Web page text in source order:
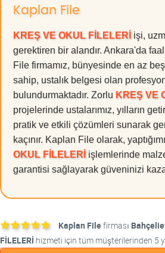
Kaplan File
KREŞ VE OKUL FİLELERİ işi,
gerektiren bir alandır. Ankara'da
File firmamız, bünyesinde en az
sahip, ustalık belgesi olan
bulundurmaktadır. Zorlu KREŞ VE
projelerinde ustalarımız, yılların
pratik ve etkili çözümleri sunarak
kaçınır. Kaplan File olarak,
OKUL FİLELERİ işlemlerinde
garantisi sağlayarak güveninizi
Kaplan Filefirması
FİLELERİ hizmeti için tüm müşterilerinden 5